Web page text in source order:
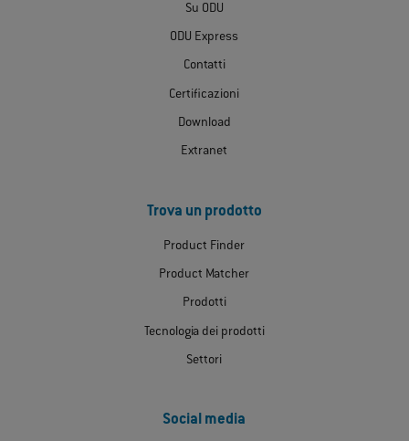
Su ODU
ODU Express
Contatti
Certificazioni
Download
Extranet
Trova un prodotto
Product Finder
Product Matcher
Prodotti
Tecnologia dei prodotti
Settori
Social media